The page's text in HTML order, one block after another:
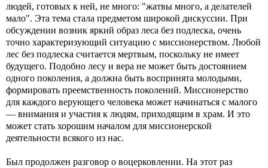
людей, готовых к ней, не много: "жатвы много, а делателей
мало". Эта тема стала предметом широкой дискуссии. При
обсуждении возник яркий образ леса без подлеска, очень
точно характеризующий ситуацию с миссионерством. Любой
лес без подлеска считается мертвым, поскольку не имеет
будущего. Подобно лесу и вера не может быть достоянием
одного поколения, а должна быть воспринята молодыми,
формировать преемственность поколений. Миссионерство
для каждого верующего человека может начинаться с малого
— внимания и участия к людям, приходящим в храм. И это
может стать хорошим началом для миссионерской
деятельности всякого из нас.
Был продолжен разговор о воцерковлении. На этот раз